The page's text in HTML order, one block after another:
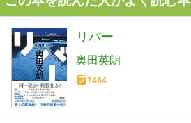
リバー
奥田英朗
7464